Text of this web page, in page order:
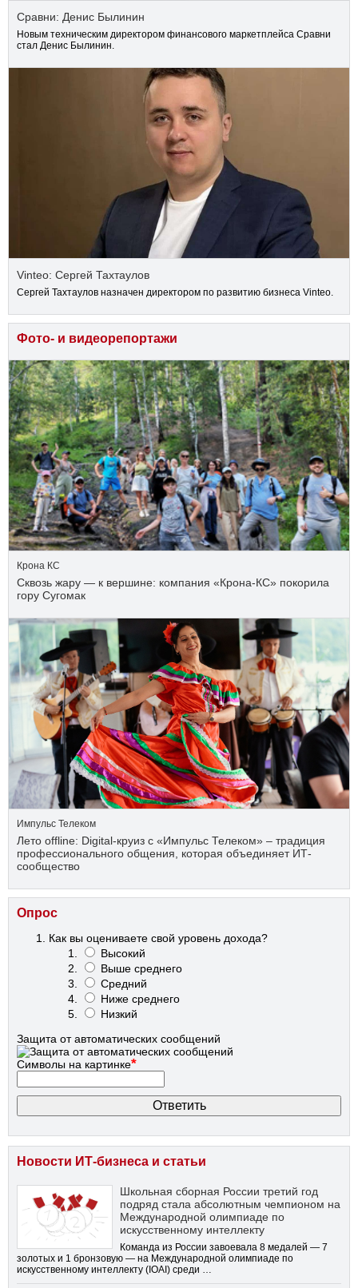
Сравни: Денис Былинин
Новым техническим директором финансового маркетплейса Сравни
стал Денис Былинин.
Vinteo: Сергей Тахтаулов
Сергей Тахтаулов назначен директором по развитию бизнеса Vinteo.
Фото- и видеорепортажи
Крона КС
Сквозь жару — к вершине: компания «Крона‑КС» покорила
гору Сугомак
Импульс Телеком
Лето offline: Digital-круиз с «Импульс Телеком» – традиция
профессионального общения, которая объединяет ИТ-
сообщество
Опрос
Как вы оцениваете свой уровень дохода?
Высокий
Выше среднего
Средний
Ниже среднего
Низкий
Защита от автоматических сообщений
Символы на картинке*
Новости ИТ-бизнеса и статьи
Школьная сборная России третий год
подряд стала абсолютным чемпионом на
Международной олимпиаде по
искусственному интеллекту
Команда из России завоевала 8 медалей — 7
золотых и 1 бронзовую — на Международной олимпиаде по
искусственному интеллекту (IOAI) среди …